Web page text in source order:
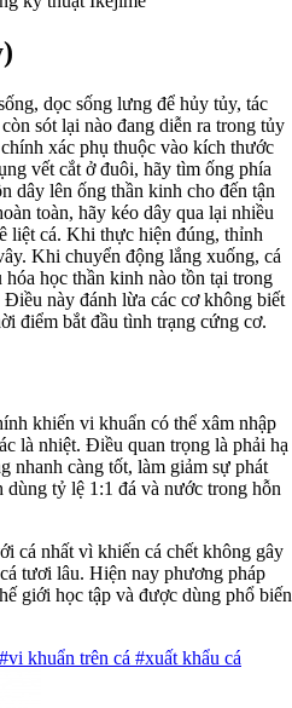
dọc sống lưng để hủy tủy, tác
sót lại nào đang diễn ra trong tủy
xác phụ thuộc vào kích thước
vết cắt ở đuôi, hãy tìm ống phía
dây lên ống thần kinh cho đến tận
toàn, hãy kéo dây qua lại nhiều
liệt cá. Khi thực hiện đúng, thỉnh
Khi chuyển động lắng xuống, cá
học thần kinh nào tồn tại trong
này đánh lừa các cơ không biết
điểm bắt đầu tình trạng cứng cơ.
khiến vi khuẩn có thể xâm nhập
là nhiệt. Điều quan trọng là phải hạ
nhanh càng tốt, làm giảm sự phát
tỷ lệ 1:1 đá và nước trong hỗn
cá nhất vì khiến cá chết không gây
tươi lâu. Hiện nay phương pháp
giới học tập và được dùng phổ biến
#vi khuẩn trên cá #xuất khẩu cá